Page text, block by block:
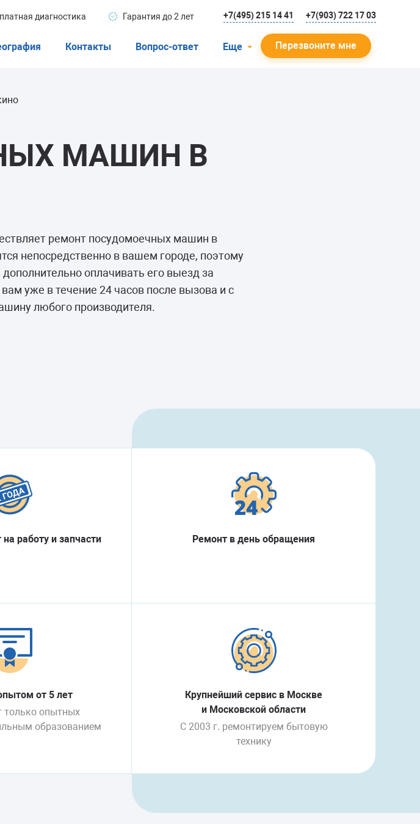
диагностика Гарантия до 2 лет +7(495) 215 14 41 +7(903) 722 17 03
Контакты Вопрос-ответ Еще Перезвоните мне
МАШИН В
ремонт посудомоечных машин в
непосредственно в вашем городе, поэтому
оплачивать его выезд за
уже в течение 24 часов после вызова и с
любого производителя.
на работу и запчасти Ремонт в день обращения
от 5 лет
только опытных
образованием
Крупнейший сервис в Москве
и Московской области
С 2003 г. ремонтируем бытовую
технику